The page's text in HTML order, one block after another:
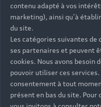
perception du
plasticien Hugo
développe
une série de
d’installations
l’apparente
et le spectacle,
contenu adapté à vos
marketing), ainsi qu’à
du site.
Les catégories suivantes
ses partenaires et peuvent
cookies. Nous avons besoin
pouvoir utiliser ces services.
consentement à tout
présent en bas du site.